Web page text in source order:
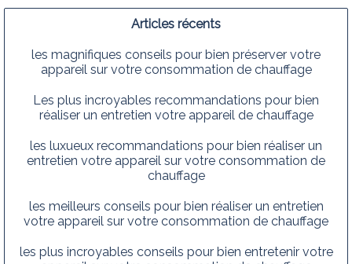
Articles récents
les magnifiques conseils pour bien préserver votre
appareil sur votre consommation de chauffage
Les plus incroyables recommandations pour bien
réaliser un entretien votre appareil de chauffage
les luxueux recommandations pour bien réaliser un
entretien votre appareil sur votre consommation de
chauffage
les meilleurs conseils pour bien réaliser un entretien
votre appareil sur votre consommation de chauffage
les plus incroyables conseils pour bien entretenir votre